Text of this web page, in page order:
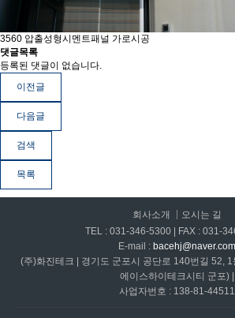
3560 압출성형시멘트패널 가로시공
댓글목록
등록된 댓글이 없습니다.
이전글
다음글
검색
목록
회사소개
오시는 길
TEL : 031-346-5300 | FAX : 031-
E-mail : bacehj@naver.com
(주)화진테크 | 경기도 군포시 공단로 140번길 52,
에이스하이테크시티 군포) |
사업자번호 : 138-81-44511